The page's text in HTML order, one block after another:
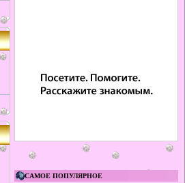
САМОЕ ПОПУЛЯРНОЕ